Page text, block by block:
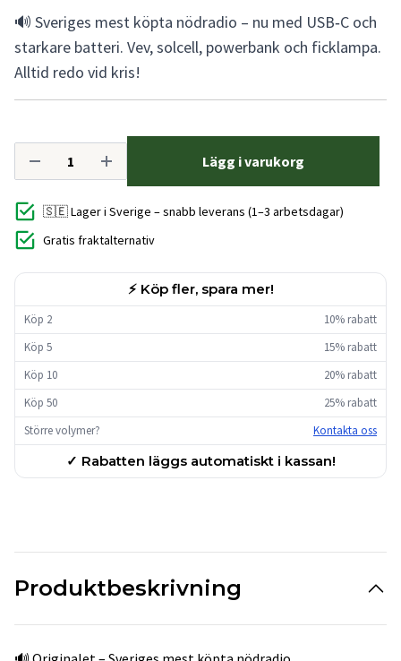
🔊 Sveriges mest köpta nödradio – nu med USB‑C och
starkare batteri. Vev, solcell, powerbank och ficklampa.
Alltid redo vid kris!
Lägg i varukorg
🇸🇪 Lager i Sverige – snabb leverans (1–3 arbetsdagar)
Gratis fraktalternativ
⚡ Köp fler, spara mer!
Köp 2
10% rabatt
Köp 5
15% rabatt
Köp 10
20% rabatt
Köp 50
25% rabatt
Större volymer?
Kontakta oss
✓ Rabatten läggs automatiskt i kassan!
Produktbeskrivning